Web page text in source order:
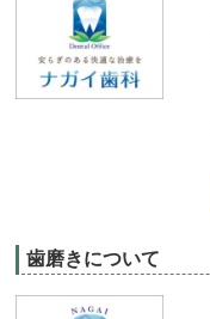
歯磨きについて